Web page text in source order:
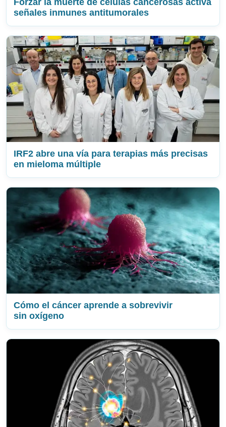
Forzar la muerte de células cancerosas activa
señales inmunes antitumorales
IRF2 abre una vía para terapias más precisas
en mieloma múltiple
Cómo el cáncer aprende a sobrevivir
sin oxígeno